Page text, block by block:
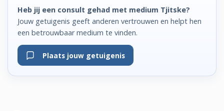
Heb jij een consult gehad met medium Tjitske?
Jouw getuigenis geeft anderen vertrouwen en helpt hen
een betrouwbaar medium te vinden.
Plaats jouw getuigenis